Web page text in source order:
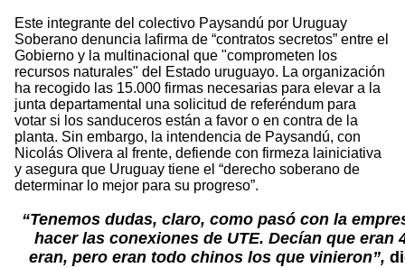
Este integrante del colectivo Paysandú por Uruguay
Soberano denuncia lafirma de “contratos secretos” entre el
Gobierno y la multinacional que "comprometen los
recursos naturales" del Estado uruguayo. La organización
ha recogido las 15.000 firmas necesarias para elevar a la
junta departamental una solicitud de referéndum para
votar si los sanduceros están a favor o en contra de la
planta. Sin embargo, la intendencia de Paysandú, con
Nicolás Olivera al frente, defiende con firmeza lainiciativa
y asegura que Uruguay tiene el “derecho soberano de
determinar lo mejor para su progreso”.
“Tenemos dudas, claro, como pasó con la
hacer las conexiones de UTE. Decían que eran
eran, pero eran todo chinos los que vinieron”,